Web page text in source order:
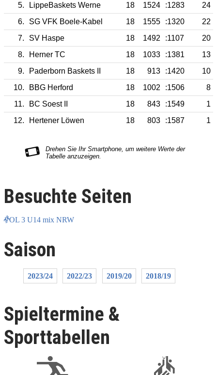
5.
LippeBaskets Werne 18 1524 :1283
24
6.
SG VFK Boele-Kabel 18 1555 :1320
22
7.
SV Haspe 18 1492 :1107
20
8.
Herner TC 18 1033 :1381
13
9.
Paderborn Baskets II 18 913 :1420
10
10.
BBG Herford 18 1002 :1506
8
11.
BC Soest II 18 843 :1549
1
12.
Hertener Löwen 18 803 :1587 1
Besuchte Seiten
OL 3 U14 mix NRW
Saison
2023/24 2022/23 2019/20 2018/19
Spieltermine &
Sporttabellen